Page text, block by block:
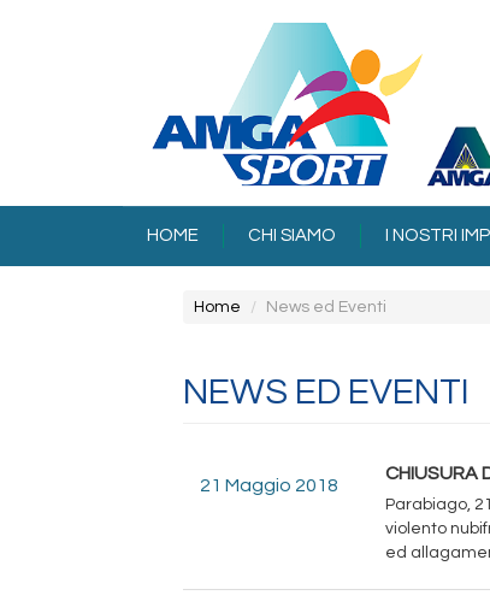
HOME CHI SIAMO I NOSTRI
Home News ed Eventi
NEWS ED EVENTI
21 Maggio 2018
CHIUSURA
Parabiago,
violento
ed